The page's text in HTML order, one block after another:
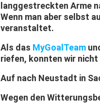
langgestreckten Arme
Wenn man aber selbst
veranstaltet.
Als das MyGoalTeam
riefen, konnten wir
Auf nach Neustadt in
Wegen den